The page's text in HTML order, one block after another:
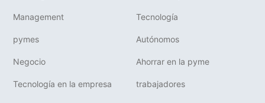
Management Tecnología
pymes Autónomos
Negocio Ahorrar en la pyme
Tecnología en la empresa trabajadores